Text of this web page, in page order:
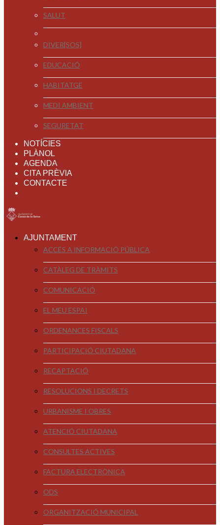
SALUT
DIVER[SOS]
EDUCACIÓ
HABITATGE
MEDI AMBIENT
SEGURETAT
NOTÍCIES
PLÀNOL
AGENDA
CITA PRÈVIA
CONTACTE
AJUNTAMENT
ACCÉS A INFORMACIÓ PÚBLICA
CATÀLEG DE TRÀMITS
COMUNICACIÓ
EL MEU ESPAI
ORDENANCES FISCALS
PARTICIPACIÓ CIUTADANA
RECAPTACIÓ
RESOLUCIONS I DECRETS
URBANISME I OBRES
ATENCIÓ CIUTADANA
CONSULTES ACTIVES
FACTURA ELECTRÒNICA
ODS
ORGANITZACIÓ MUNICIPAL